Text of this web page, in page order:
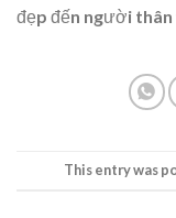
đẹp đến người thân
This entry was